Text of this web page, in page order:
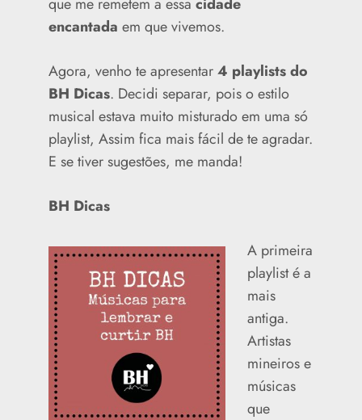
encantada em que vivemos.
Agora, venho te apresentar4 playlists do
BH Dicas. Decidi separar, pois o estilo
musical estava muito misturado em uma só
playlist, Assim fica mais fácil de te agradar.
E se tiver sugestões, me manda!
BH Dicas
A primeira
playlist é a
mais
antiga.
Artistas
mineiros e
músicas
que